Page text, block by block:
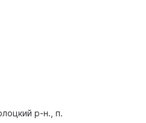
р-н., п.